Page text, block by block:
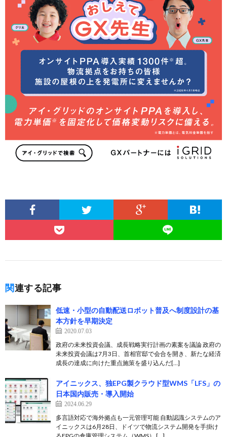
関連する記事
低速・小型の自動配送ロボット普及へ制度設計の基
本方針を早期決定
2020.07.03
政府の未来投資会議、成長戦略実行計画の素案を議論 政府の
未来投資会議は7月3日、首相官邸で会合を開き、新たな経済
成長の達成に向けた重点施策を盛り込んだ[…]
アイニックス、独EPG製クラウド型WMS「LFS」の
日本国内販売・導入開始
2024.06.29
多言語対応で海外拠点も一元管理可能 自動認識システムのア
イニックスは6月28日、ドイツで物流システム開発を手掛け